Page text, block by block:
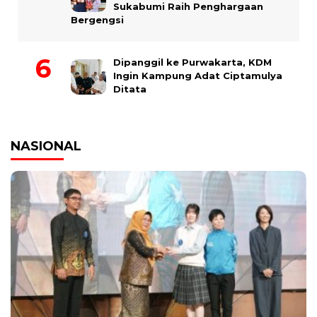
Sukabumi Raih Penghargaan
Bergengsi
Dipanggil ke Purwakarta, KDM
Ingin Kampung Adat Ciptamulya
Ditata
NASIONAL